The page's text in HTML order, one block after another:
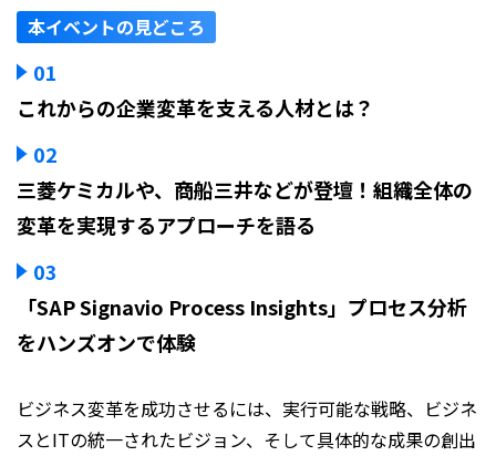
本イベントの見どころ
01
これからの企業変革を支える人材とは？
02
三菱ケミカルや、商船三井などが登壇！組織全体の
変革を実現するアプローチを語る
03
「SAP Signavio Process Insights」プロセス分析
をハンズオンで体験
ビジネス変革を成功させるには、実行可能な戦略、ビジネ
スとITの統一されたビジョン、そして具体的な成果の創出